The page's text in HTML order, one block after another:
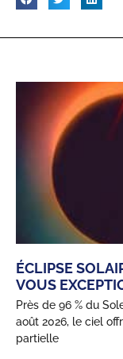
ÉCLIPSE
VOUS
Près de 96 % du
août 2026, le ciel
partielle